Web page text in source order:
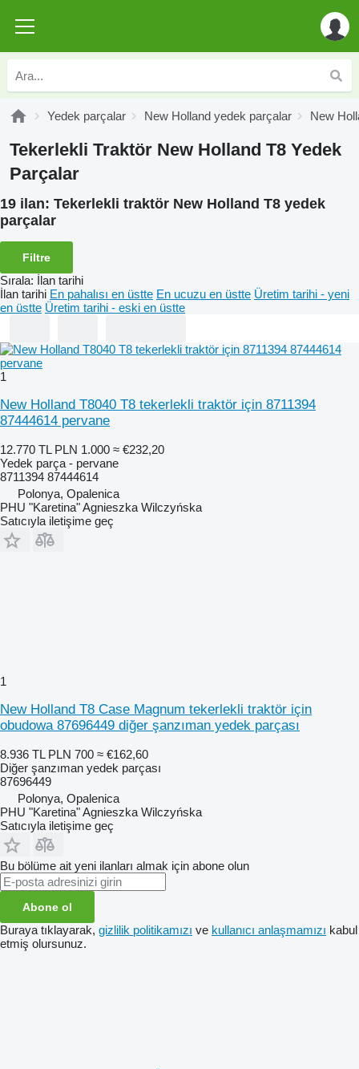
Yedek parçalar New Holland yedek parçalar New
Tekerlekli Traktör New Holland T8 Yedek
Parçalar
19 ilan: Tekerlekli traktör New Holland T8 yedek
parçalar
Filtre
Sırala: İlan tarihi
İlan tarihi En pahalısı en üstte En ucuzu en üstte Üretim tarihi - yeni
en üstte Üretim tarihi - eski en üstte
1
New Holland T8040 T8 tekerlekli traktör için 8711394
87444614 pervane
12.770 TL PLN 1.000 ≈ €232,20
Yedek parça - pervane
8711394 87444614
Polonya, Opalenica
PHU "Karetina" Agnieszka Wilczyńska
Satıcıyla iletişime geç
1
New Holland T8 Case Magnum tekerlekli traktör için
obudowa 87696449 diğer şanzıman yedek parçası
8.936 TL PLN 700 ≈ €162,60
Diğer şanzıman yedek parçası
87696449
Polonya, Opalenica
PHU "Karetina" Agnieszka Wilczyńska
Satıcıyla iletişime geç
Bu bölüme ait yeni ilanları almak için abone olun
Abone ol
Buraya tıklayarak, gizlilik politikamızı ve kullanıcı anlaşmamızı kabul
etmiş olursunuz.